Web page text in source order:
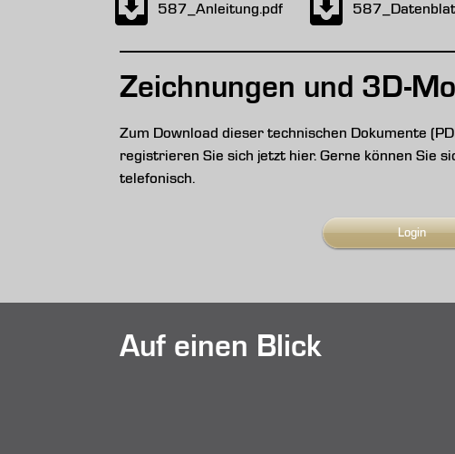
587_Anleitung.pdf
Zeichnungen und 3D-
Zum Download dieser technischen Dokumente
registrieren Sie sich jetzt hier. Gerne können Sie
telefonisch.
Login
Auf einen Blick